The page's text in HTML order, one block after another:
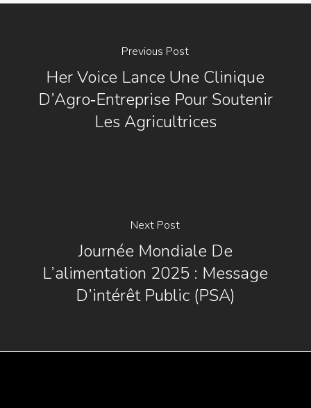
Previous Post
Her Voice Lance Une Clinique
D’Agro‑Entreprise Pour Soutenir
Les Agricultrices
Next Post
Journée Mondiale De
L’alimentation 2025 : Message
D’intérêt Public (PSA)